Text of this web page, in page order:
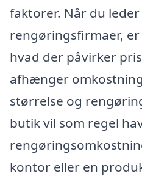
faktorer. Når du
rengøringsfirmaer,
hvad der påvirker
afhænger
størrelse og
butik vil som regel
kontor eller en